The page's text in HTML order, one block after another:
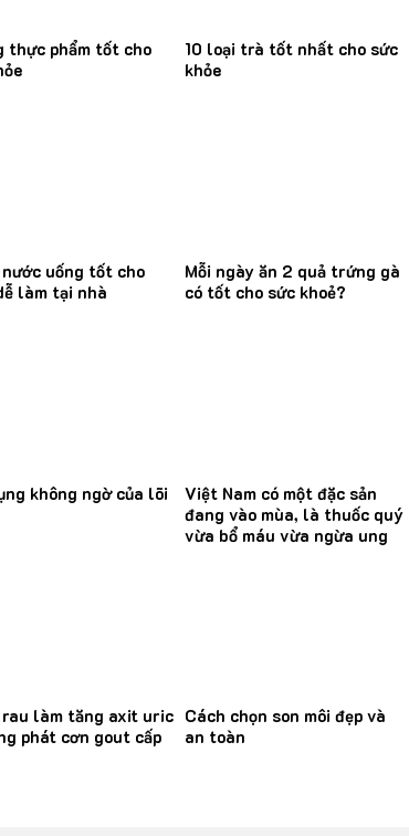
thực phẩm tốt cho
10 loại trà tốt nhất cho sức
khỏe
uống tốt cho
làm tại nhà
Mỗi ngày ăn 2 quả trứng gà
có tốt cho sức khoẻ?
không ngờ của lõi
Việt Nam có một đặc sản
đang vào mùa, là thuốc quý
vừa bổ máu vừa ngừa ung
làm tăng axit uric
phát cơn gout cấp
Cách chọn son môi đẹp và
an toàn